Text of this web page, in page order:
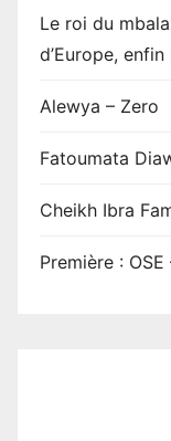
Le roi du
d’Europe,
Alewya – Zero
Fatoumata
Cheikh Ibra
Première :